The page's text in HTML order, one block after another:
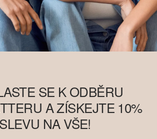
SE K ODBĚRU
A ZÍSKEJTE 10%
SLEVU NA VŠE!